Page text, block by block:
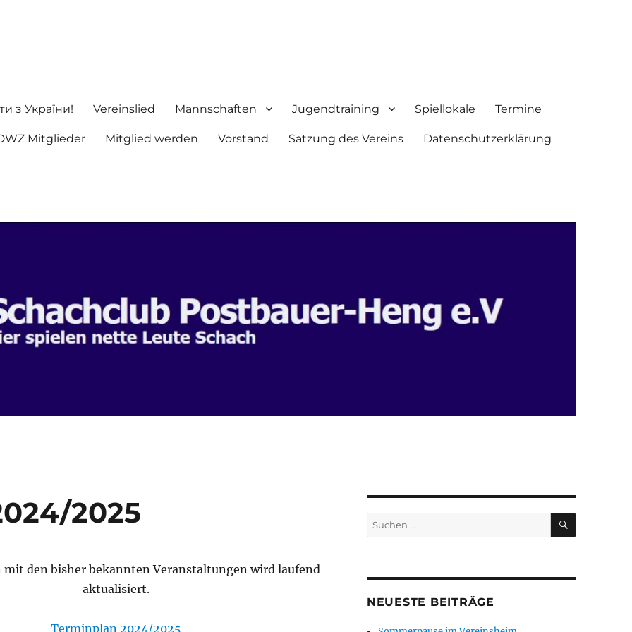
з України! Vereinslied Mannschaften Jugendtraining Spiellokale Termine
Mitglieder Mitglied werden Vorstand Satzung des Vereins Datenschutzerklärung
2025
mit den bisher bekannten Veranstaltungen wird laufend
aktualisiert.
Terminplan 2024/2025
Suchen
nach:
SUCHEN
NEUESTE BEITRÄGE